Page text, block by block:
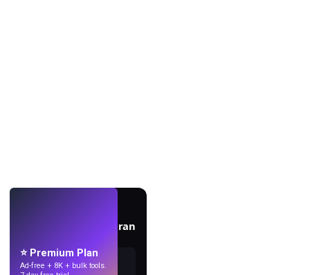
Créez des fonds d'écran
⭐ Premium Plan
Ad-free + 8K + bulk tools.